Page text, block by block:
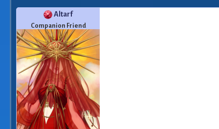
Altarf
Companion Friend